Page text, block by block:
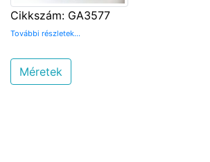
Cikkszám: GA3577
További részletek...
Méretek